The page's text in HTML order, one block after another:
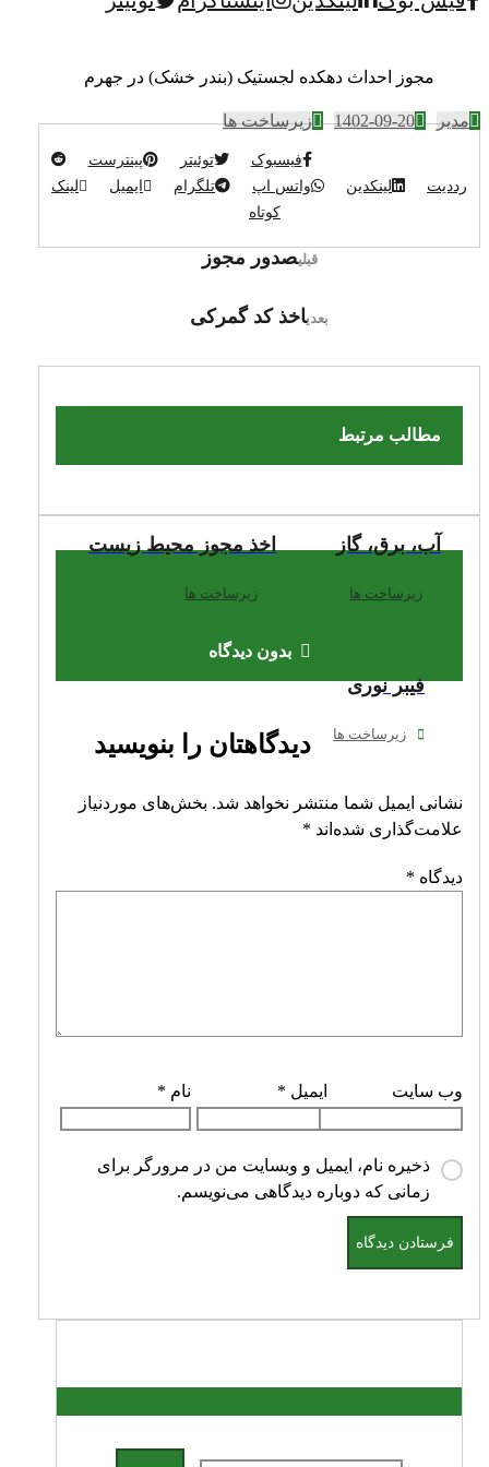
مجوز احداث دهکده لجستیک (بندر خشک) در جهرم
مدیر 1402-09-20 زیرساخت ها
فیسبوک توئیتر
پینترست
رددیت
لینکدین واتس اپ تلگرام ایمیل
لینک
کوتاه
قبلیصدور مجوز
بعدیاخذ کد گمرکی
مطالب مرتبط
آب، برق، گاز
زیرساخت ها
اخذ مجوز محیط زیست
زیرساخت ها
فیبر نوری
زیرساخت ها
بدون دیدگاه
دیدگاهتان را بنویسید
نشانی ایمیل شما منتشر نخواهد شد. بخش‌های موردنیاز
علامت‌گذاری شده‌اند *
دیدگاه *
نام * ایمیل * وب‌ سایت
ذخیره نام، ایمیل و وبسایت من در مرورگر برای
زمانی که دوباره دیدگاهی می‌نویسم.
جستجو